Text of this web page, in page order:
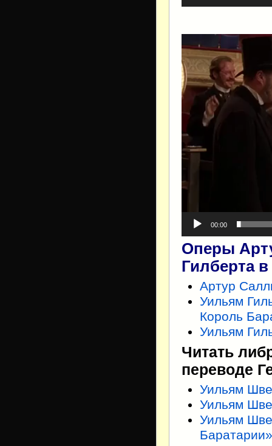
Видеоплеер
00:00
Оперы
Гилберта
Артур
Уильям
Король
Уильям
Читать
переводе
Уильям
Уильям
Уильям
Баратарии»